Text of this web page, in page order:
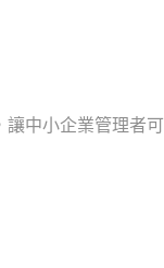
讓中小企業管理者可